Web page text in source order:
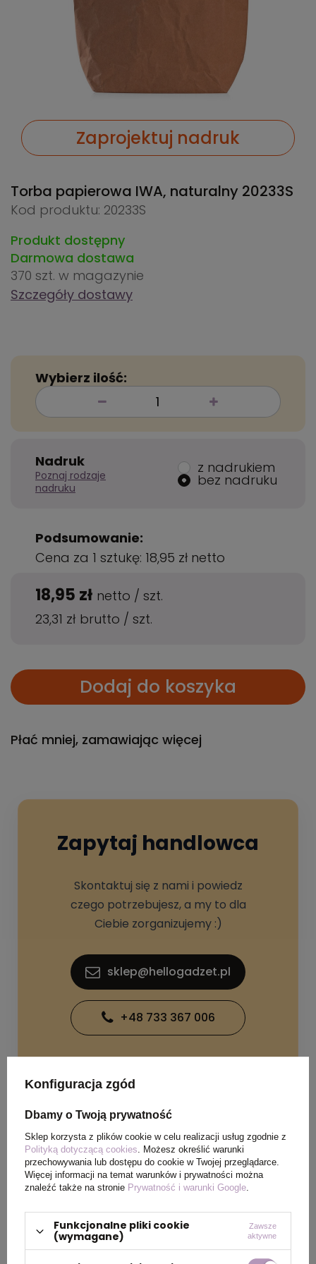
Zaprojektuj nadruk
Torba papierowa IWA, naturalny 20233S
Kod produktu: 20233S
Produkt dostępny
Darmowa dostawa
370 szt. w magazynie
Szczegóły dostawy
Wybierz ilość:
Nadruk
Poznaj rodzaje
nadruku
z nadrukiem
bez nadruku
Podsumowanie:
Cena za 1 sztukę: 18,95 zł netto
18,95 zł netto / szt.
23,31 zł brutto / szt.
Dodaj do koszyka
Płać mniej, zamawiając więcej
Zapytaj handlowca
Skontaktuj się z nami i powiedz
czego potrzebujesz, a my to dla
Ciebie zorganizujemy :)
sklep@hellogadzet.pl
+48 733 367 006
SPECYFIKACJA PRODUKTU
Wymiary
produktu
400 x 340 x 125 mm, dł.
rączki: 550 mm
Kolor naturalny
Konfiguracja zgód
Dbamy o Twoją prywatność
Sklep korzysta z plików cookie w celu realizacji usług zgodnie z
Polityką dotyczącą cookies. Możesz określić warunki
przechowywania lub dostępu do cookie w Twojej przeglądarce.
Więcej informacji na temat warunków i prywatności można
znaleźć także na stronie Prywatność i warunki Google.
Funkcjonalne pliki cookie
(wymagane)
Zawsze
aktywne